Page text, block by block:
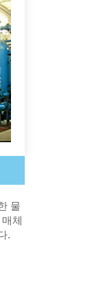
물
체
.